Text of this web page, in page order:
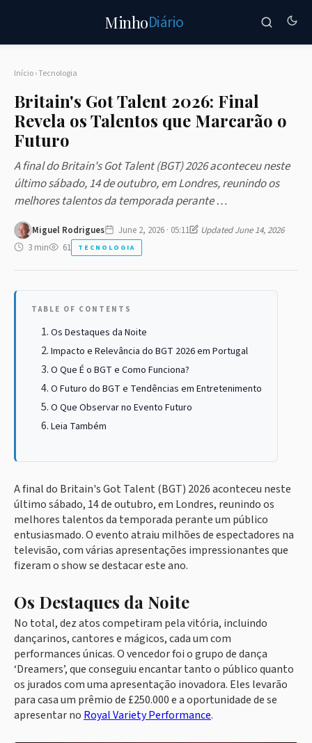
MinhoDiário
Início›Tecnologia
Britain's Got Talent 2026: Final
Revela os Talentos que Marcarão o
Futuro
A final do Britain's Got Talent (BGT) 2026 aconteceu neste
último sábado, 14 de outubro, em Londres, reunindo os
melhores talentos da temporada perante …
Miguel Rodrigues June 2, 2026 · 05:11
Updated June 14, 2026
3 min
61 TECNOLOGIA
TABLE OF CONTENTS
Os Destaques da Noite
Impacto e Relevância do BGT 2026 em Portugal
O Que É o BGT e Como Funciona?
O Futuro do BGT e Tendências em Entretenimento
O Que Observar no Evento Futuro
Leia Também
A final do Britain's Got Talent (BGT) 2026 aconteceu neste
último sábado, 14 de outubro, em Londres, reunindo os
melhores talentos da temporada perante um público
entusiasmado. O evento atraiu milhões de espectadores na
televisão, com várias apresentações impressionantes que
fizeram o show se destacar este ano.
Os Destaques da Noite
No total, dez atos competiram pela vitória, incluindo
dançarinos, cantores e mágicos, cada um com
performances únicas. O vencedor foi o grupo de dança
‘Dreamers’, que conseguiu encantar tanto o público quanto
os jurados com uma apresentação inovadora. Eles levarão
para casa um prêmio de £250.000 e a oportunidade de se
apresentar no Royal Variety Performance.